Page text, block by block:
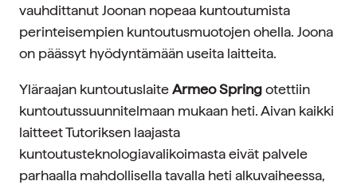
vauhdittanut Joonan nopeaa kuntoutumista
perinteisempien kuntoutusmuotojen ohella. Joona
on päässyt hyödyntämään useita laitteita.
Yläraajan kuntoutuslaiteArmeo Springotettiin
kuntoutussuunnitelmaan mukaan heti. Aivan kaikki
laitteet Tutoriksen laajasta
kuntoutusteknologiavalikoimasta eivät palvele
parhaalla mahdollisella tavalla heti alkuvaiheessa,